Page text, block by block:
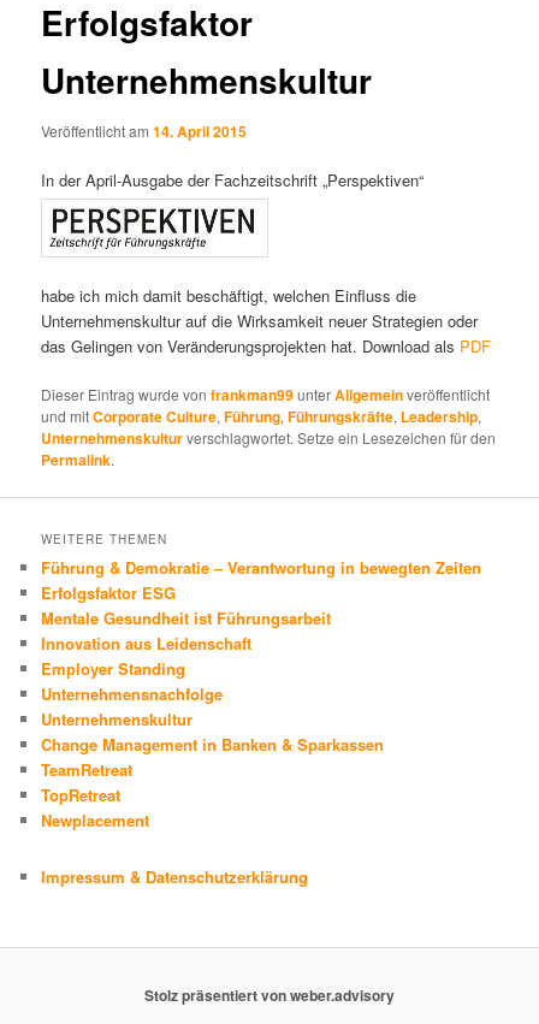
Erfolgsfaktor
Unternehmenskultur
Veröffentlicht am14. April 2015
In der April-Ausgabe der Fachzeitschrift „Perspektiven“
habe ich mich damit beschäftigt, welchen Einfluss die
Unternehmenskultur auf die Wirksamkeit neuer Strategien oder
das Gelingen von Veränderungsprojekten hat. Download als PDF
Dieser Eintrag wurde vonfrankman99unterAllgemeinveröffentlicht
und mitCorporate Culture,Führung,Führungskräfte, Leadership,
Unternehmenskulturverschlagwortet. Setze ein Lesezeichen für den
Permalink.
WEITERE THEMEN
Führung & Demokratie – Verantwortung in bewegten Zeiten
Erfolgsfaktor ESG
Mentale Gesundheit ist Führungsarbeit
Innovation aus Leidenschaft
Employer Standing
Unternehmensnachfolge
Unternehmenskultur
Change Management in Banken & Sparkassen
TeamRetreat
TopRetreat
Newplacement
Impressum & Datenschutzerklärung
Stolz präsentiert von weber.advisory